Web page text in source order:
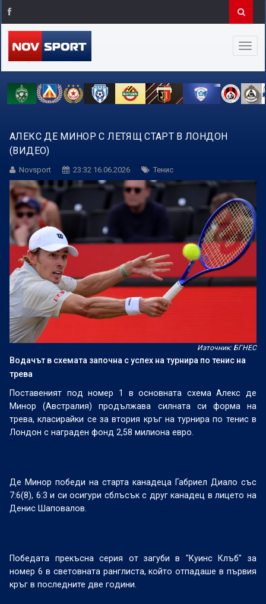
АЛЕКС ДЕ МИНОР С ЛЕТЯЩ СТАРТ В ЛОНДОН
(ВИДЕО)
Novsport 23:32 16.06.2026 Тенис
Източник: БГНЕС
Водачът в схемата започна с успех на турнира по тенис на
трева
Поставеният под номер 1 в основната схема Алекс де
Минор (Австралия) продължава силната си форма на
трева, класирайки се за втория кръг на турнира по тенис в
Лондон с награден фонд 2,58 милиона евро.
Де Минор победи на старта канадеца Габриел Диало със
7:6(8), 6:3 и си осигури сблъсък с друг канадец в лицето на
Денис Шаповалов.
Победата прекъсна серия от загуби в "Куинс Клъб" за
номер 6 в световната ранглиста, който отпадаше в първия
кръг в последните две години.